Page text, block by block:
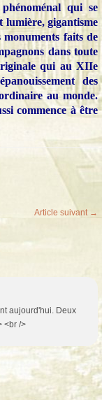
qui se
lumière, gigantisme
monuments faits de
dans toute
qui au XIIe
des
au monde.
commence à être
Article suivant →
aujourd'hui. Deux
<br />